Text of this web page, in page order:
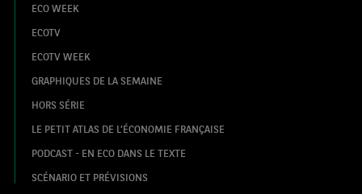
ECO WEEK
ECOTV
ECOTV WEEK
GRAPHIQUES DE LA SEMAINE
HORS SÉRIE
LE PETIT ATLAS DE L’ÉCONOMIE FRANÇAISE
PODCAST - EN ECO DANS LE TEXTE
SCÉNARIO ET PRÉVISIONS